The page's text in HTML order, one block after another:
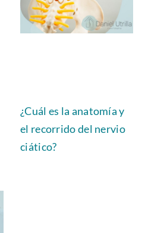
¿Cuál es la anatomía y
el recorrido del nervio
ciático?